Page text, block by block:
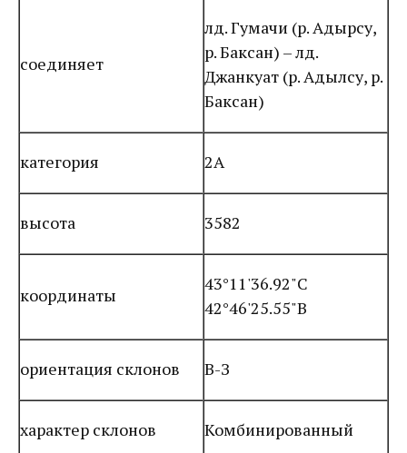
соединяет
лд. Гумачи (р. Адырсу,
р. Баксан) – лд.
Джанкуат (р. Адылсу, р.
Баксан)
категория 2А
высота 3582
координаты
43°11'36.92"С
42°46'25.55"В
ориентация склонов В-З
характер склонов Комбинированный